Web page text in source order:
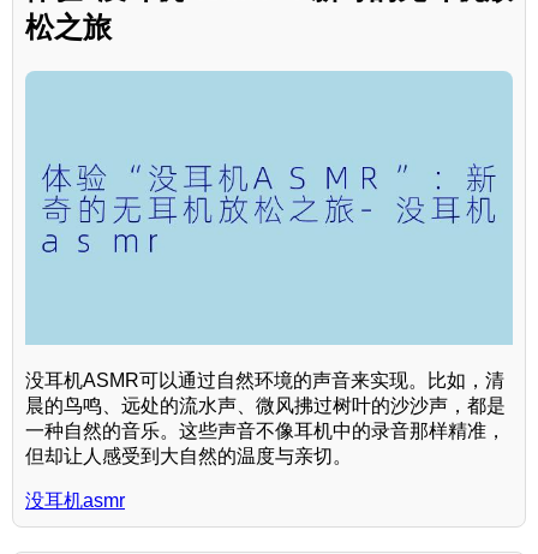
松之旅
没耳机ASMR可以通过自然环境的声音来实现。比如，清
晨的鸟鸣、远处的流水声、微风拂过树叶的沙沙声，都是
一种自然的音乐。这些声音不像耳机中的录音那样精准，
但却让人感受到大自然的温度与亲切。
没耳机asmr